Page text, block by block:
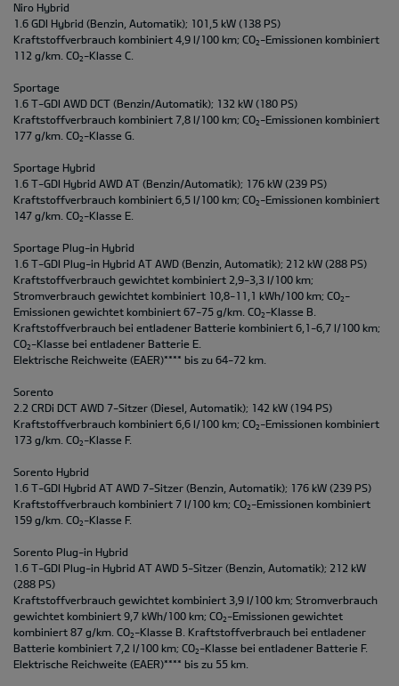
Niro Hybrid
1.6 GDI Hybrid (Benzin, Automatik); 101,5 kW (138 PS)
Kraftstoffverbrauch kombiniert 4,9 l/100 km; CO2 -Emissionen kombiniert
112 g/km. CO2 -Klasse C.
Sportage
1.6 T-GDI AWD DCT (Benzin/Automatik); 132 kW (180 PS)
Kraftstoffverbrauch kombiniert 7,8 l/100 km; CO2 -Emissionen kombiniert
177 g/km. CO2 -Klasse G.
Sportage Hybrid
1.6 T-GDI Hybrid AWD AT (Benzin/Automatik); 176 kW (239 PS)
Kraftstoffverbrauch kombiniert 6,5 l/100 km; CO2 -Emissionen kombiniert
147 g/km. CO2 -Klasse E.
Sportage Plug-in Hybrid
1.6 T-GDI Plug-in Hybrid AT AWD (Benzin, Automatik); 212 kW (288 PS)
Kraftstoffverbrauch gewichtet kombiniert 2,9-3,3 l/100 km;
Stromverbrauch gewichtet kombiniert 10,8-11,1 kWh/100 km; CO2 -
Emissionen gewichtet kombiniert 67-75 g/km. CO2 -Klasse B.
Kraftstoffverbrauch bei entladener Batterie kombiniert 6,1-6,7 l/100 km;
CO2 -Klasse bei entladener Batterie E.
Elektrische Reichweite (EAER)**** bis zu 64-72 km.
Sorento
2.2 CRDi DCT AWD 7-Sitzer (Diesel, Automatik); 142 kW (194 PS)
Kraftstoffverbrauch kombiniert 6,6 l/100 km; CO2 -Emissionen kombiniert
173 g/km. CO2 -Klasse F.
Sorento Hybrid
1.6 T-GDI Hybrid AT AWD 7-Sitzer (Benzin, Automatik); 176 kW (239 PS)
Kraftstoffverbrauch kombiniert 7 l/100 km; CO2 -Emissionen kombiniert
159 g/km. CO2 -Klasse F.
Sorento Plug-in Hybrid
1.6 T-GDI Plug-in Hybrid AT AWD 5-Sitzer (Benzin, Automatik); 212 kW
(288 PS)
Kraftstoffverbrauch gewichtet kombiniert 3,9 l/100 km; Stromverbrauch
gewichtet kombiniert 9,7 kWh/100 km; CO2 -Emissionen gewichtet
kombiniert 87 g/km. CO2 -Klasse B. Kraftstoffverbrauch bei entladener
Batterie kombiniert 7,2 l/100 km; CO2 -Klasse bei entladener Batterie F.
Elektrische Reichweite (EAER)**** bis zu 55 km.